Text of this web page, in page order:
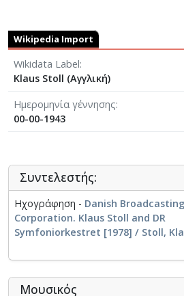
Wikipedia Import
Wikidata Label
Klaus Stoll (Αγγλική)
Ημερομηνία γέννησης
00-00-1943
Συντελεστής:
Ηχογράφηση - Danish Broadcasting
Corporation. Klaus Stoll and DR
Symfoniorkestret [1978] / Stoll,
Μουσικός